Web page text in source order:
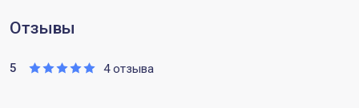
Отзывы
5 4 отзыва